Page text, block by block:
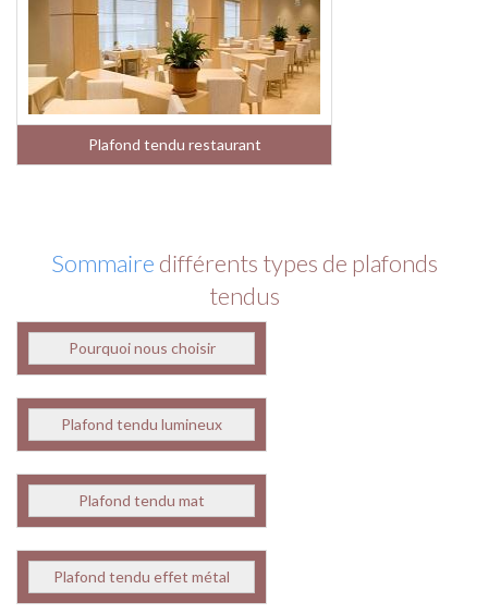
Plafond tendu restaurant
Sommaire différents types de plafonds
tendus
Pourquoi nous choisir
Plafond tendu lumineux
Plafond tendu mat
Plafond tendu effet métal